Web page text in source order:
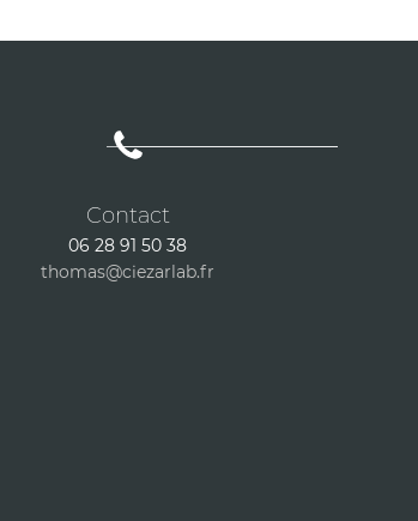
Contact
06 28 91 50 38
thomas@ciezarlab.fr